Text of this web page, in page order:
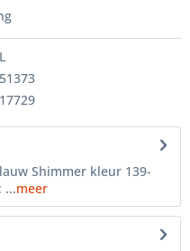
Shimmer kleur 139-
...meer